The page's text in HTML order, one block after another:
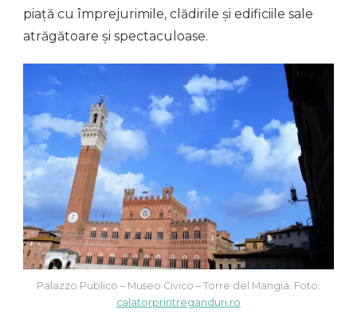
piață cu împrejurimile, clădirile și edificiile sale
atrăgătoare și spectaculoase.
Palazzo Publico – Museo Civico – Torre del Mangia. Foto:
calatorprintreganduri.ro